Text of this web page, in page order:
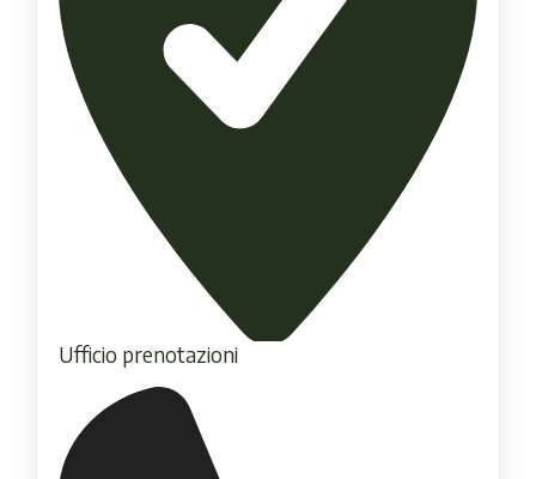
Ufficio prenotazioni